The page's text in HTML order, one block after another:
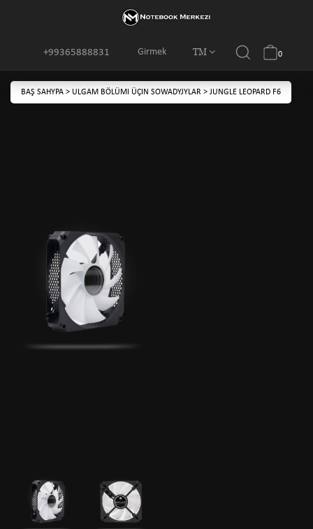
Girmek TM
+99365888831 0
BAŞ SAHYPA > ULGAM BÖLÜMI ÜÇIN SOWADYJYLAR > JUNGLE LEOPARD F6